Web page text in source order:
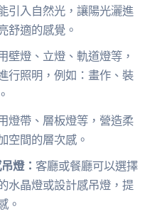
引入自然光，讓陽光灑進
舒適的感覺。
壁燈、立燈、軌道燈等，
行照明，例如：畫作、裝
燈帶、層板燈等，營造柔
空間的層次感。
燈： 客廳或餐廳可以選擇
水晶燈或設計感吊燈，提
。